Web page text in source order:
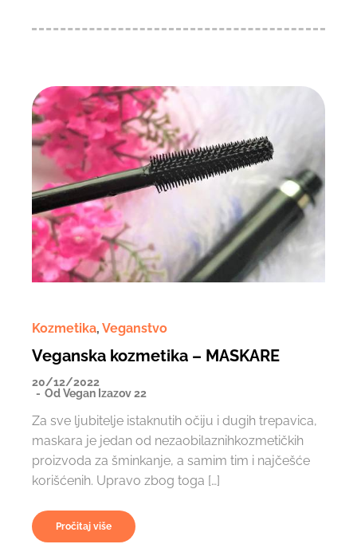
Kozmetika, Veganstvo
Veganska kozmetika – MASKARE
20/12/2022
OdVegan Izazov 22
Za sve ljubitelje istaknutih očiju i dugih trepavica,
maskara je jedan od nezaobilaznihkozmetičkih
proizvoda za šminkanje, a samim tim i najčešće
korišćenih. Upravo zbog toga […]
Pročitaj više